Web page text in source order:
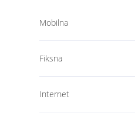
Mobilna
Fiksna
Internet